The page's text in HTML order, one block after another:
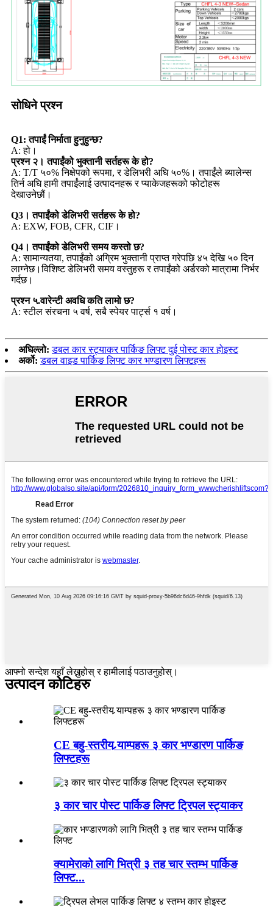
सोधिने प्रश्न
Q1: तपाईं निर्माता हुनुहुन्छ?
A: हो।
प्रश्न २। तपाईंको भुक्तानी सर्तहरू के हो?
A: T/T ५०% निक्षेपको रूपमा, र डेलिभरी अघि ५०%। तपाईंले ब्यालेन्स
तिर्न अघि हामी तपाईंलाई उत्पादनहरू र प्याकेजहरूको फोटोहरू
देखाउनेछौं।
Q3। तपाईंको डेलिभरी सर्तहरू के हो?
A: EXW, FOB, CFR, CIF।
Q4। तपाईंको डेलिभरी समय कस्तो छ?
A: सामान्यतया, तपाईंको अग्रिम भुक्तानी प्राप्त गरेपछि ४५ देखि ५० दिन
लाग्नेछ।विशिष्ट डेलिभरी समय वस्तुहरू र तपाईंको अर्डरको मात्रामा निर्भर
गर्दछ।
प्रश्न ५.वारेन्टी अवधि कति लामो छ?
A: स्टील संरचना ५ वर्ष, सबै स्पेयर पार्ट्स १ वर्ष।
अघिल्लो: डबल कार स्ट्याकर पार्किङ लिफ्ट दुई पोस्ट कार होइस्ट
अर्को: डबल वाइड पार्किङ लिफ्ट कार भण्डारण लिफ्टहरू
आफ्नो सन्देश यहाँ लेख्नुहोस् र हामीलाई पठाउनुहोस्।
उत्पादन कोटिहरु
CE बहु-स्तरीय र्‍याम्पहरू ३ कार भण्डारण पार्किङ
लिफ्टहरू
३ कार चार पोस्ट पार्किङ लिफ्ट ट्रिपल स्ट्याकर
क्यामेराको लागि भित्री ३ तह चार स्तम्भ पार्किङ
लिफ्ट...